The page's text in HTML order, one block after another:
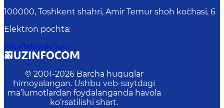
100000, Toshkent shahri, Amir Temur shoh ko`chasi, 6
Elektron pochta:
info@davaktiv.uz
© 2001-2026 Barcha huquqlar
himoyalangan. Ushbu veb-saytdagi
ma’lumotlardan foydalanganda havola
ko‘rsatilishi shart.